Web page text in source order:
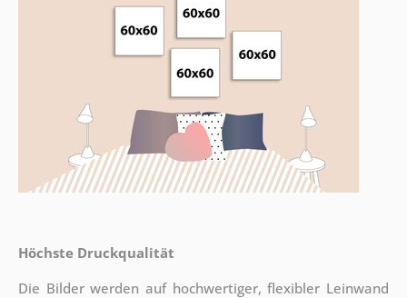
Höchste Druckqualität
Die Bilder werden auf hochwertiger, flexibler Leinwand